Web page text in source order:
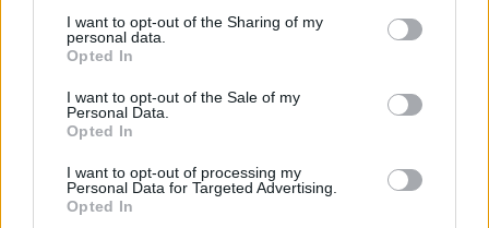
I want to opt-out of the Sharing of my
personal data.
Opted In
I want to opt-out of the Sale of my
Personal Data.
Opted In
I want to opt-out of processing my
Personal Data for Targeted Advertising.
Opted In
ΕΥΖΗΝ
κυριάρχησε
ΕΥΖΗΝ